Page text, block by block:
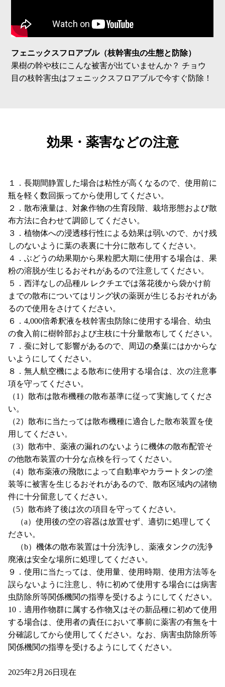
フェニックスフロアブル（枝幹害虫の生態と防除）
果樹の幹や枝にこんな被害が出ていませんか？ チョウ
目の枝幹害虫はフェニックスフロアブルで今すぐ防除！
効果・薬害などの注意
１．長期間静置した場合は粘性が高くなるので、使用前に
瓶を軽く数回振ってから使用してください。
２．散布液量は、対象作物の生育段階、栽培形態および散
布方法に合わせて調節してください。
３．植物体への浸透移行性による効果は弱いので、かけ残
しのないように葉の表裏に十分に散布してください。
４．ぶどうの幼果期から果粒肥大期に使用する場合は、果
粉の溶脱が生じるおそれがあるので注意してください。
５．西洋なしの品種ル レクチエでは落花後から袋かけ前
までの散布についてはリング状の薬斑が生じるおそれがあ
るので使用をさけてください。
６．4,000倍希釈液を枝幹害虫防除に使用する場合、幼虫
の食入前に樹幹部および主枝に十分量散布してください。
７．蚕に対して影響があるので、周辺の桑葉にはかからな
いようにしてください。
８．無人航空機による散布に使用する場合は、次の注意事
項を守ってください。
（1）散布は散布機種の散布基準に従って実施してくださ
い。
（2）散布に当たっては散布機種に適合した散布装置を使
用してください。
（3）散布中、薬液の漏れのないように機体の散布配管そ
の他散布装置の十分な点検を行ってください。
（4）散布薬液の飛散によって自動車やカラートタンの塗
装等に被害を生じるおそれがあるので、散布区域内の諸物
件に十分留意してください。
（5）散布終了後は次の項目を守ってください。
（a）使用後の空の容器は放置せず、適切に処理してく
ださい。
（b）機体の散布装置は十分洗浄し、薬液タンクの洗浄
廃液は安全な場所に処理してください。
９．使用に当たっては、使用量、使用時期、使用方法等を
誤らないように注意し、特に初めて使用する場合には病害
虫防除所等関係機関の指導を受けるようにしてください。
10．適用作物群に属する作物又はその新品種に初めて使用
する場合は、使用者の責任において事前に薬害の有無を十
分確認してから使用してください。なお、病害虫防除所等
関係機関の指導を受けるようにしてください。
2025年2月26日現在